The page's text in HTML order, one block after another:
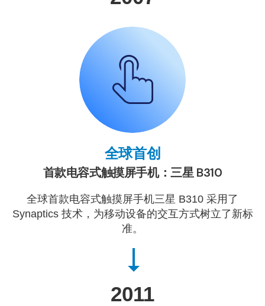
全球首创
首款电容式触摸屏手机：三星 B310
全球首款电容式触摸屏手机三星 B310 采用了
Synaptics 技术，为移动设备的交互方式树立了新标
准。
2011